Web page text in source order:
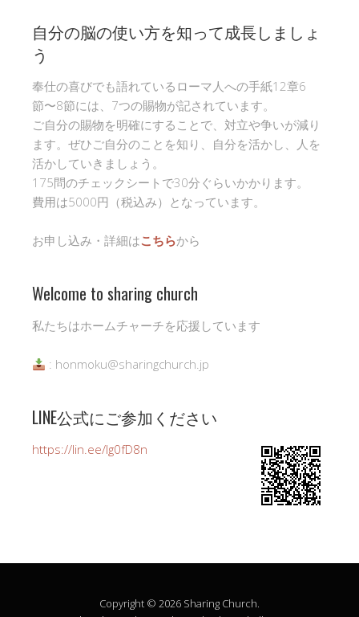
自分の脳の使い方を知って成長しましょ
う
奉仕の喜びでも語れているローマ人への手紙12章6
節〜8節には、7つの賜物が記されています。
ご自分の賜物を明確にすることで、対立や争いが減り
ます。ぜひご自分のことを知り、自分を活かし、人を
活かしていきましょう。
175問のチェックシートで30分ぐらいかかります。
費用は5000円（税込み）となっています。
お申し込み・詳細はこちらから
Welcome to sharing church
私たちはホームチャーチを応援しています
: honmoku@sharingchurch.jp
LINE公式にご参加ください
https://lin.ee/Ig0fD8n
Copyright © 2026 Sharing Church.